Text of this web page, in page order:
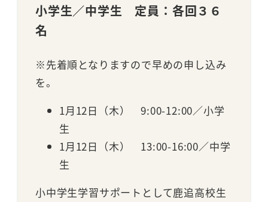
小学生／中学生 定員：各回３６
名
※先着順となりますので早めの申し込み
を。
1月12日（木） 9:00-12:00／小学
生
1月12日（木） 13:00-16:00／中学
生
小中学生学習サポートとして鹿追高校生